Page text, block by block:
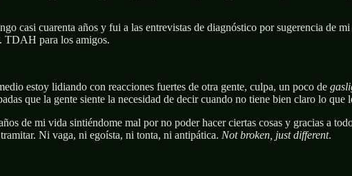
casi cuarenta años y fui a las entrevistas de diagnóstico por sugerencia de
TDAH para los amigos.
estoy lidiando con reacciones fuertes de otra gente, culpa, un poco de
que la gente siente la necesidad de decir cuando no tiene bien claro lo que
de mi vida sintiéndome mal por no poder hacer ciertas cosas y gracias a
Ni vaga, ni egoísta, ni tonta, ni antipática. Not broken, just different.